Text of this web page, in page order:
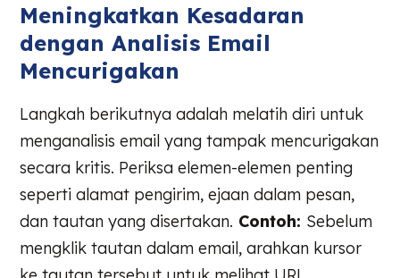
Meningkatkan Kesadaran
dengan Analisis Email
Mencurigakan
Langkah berikutnya adalah melatih diri untuk
menganalisis email yang tampak mencurigakan
secara kritis. Periksa elemen-elemen penting
seperti alamat pengirim, ejaan dalam pesan,
dan tautan yang disertakan. Contoh: Sebelum
mengklik tautan dalam email, arahkan kursor